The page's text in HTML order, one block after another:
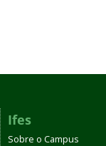
Ifes
Sobre o Campus